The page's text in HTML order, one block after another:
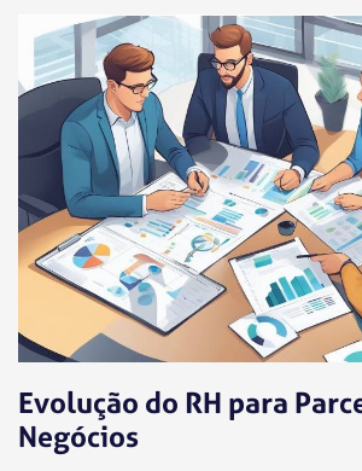
Evolução do RH para
Negócios